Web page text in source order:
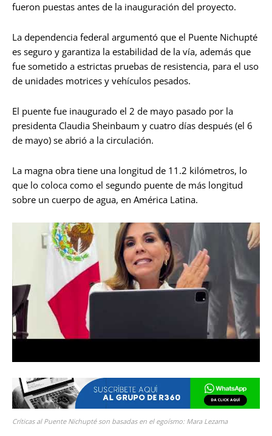
fueron puestas antes de la inauguración del proyecto.
La dependencia federal argumentó que el Puente Nichupté
es seguro y garantiza la estabilidad de la vía, además que
fue sometido a estrictas pruebas de resistencia, para el uso
de unidades motrices y vehículos pesados.
El puente fue inaugurado el 2 de mayo pasado por la
presidenta Claudia Sheinbaum y cuatro días después (el 6
de mayo) se abrió a la circulación.
La magna obra tiene una longitud de 11.2 kilómetros, lo
que lo coloca como el segundo puente de más longitud
sobre un cuerpo de agua, en América Latina.
Críticas al Puente Nichupté son basadas en el egoísmo: Mara Lezama